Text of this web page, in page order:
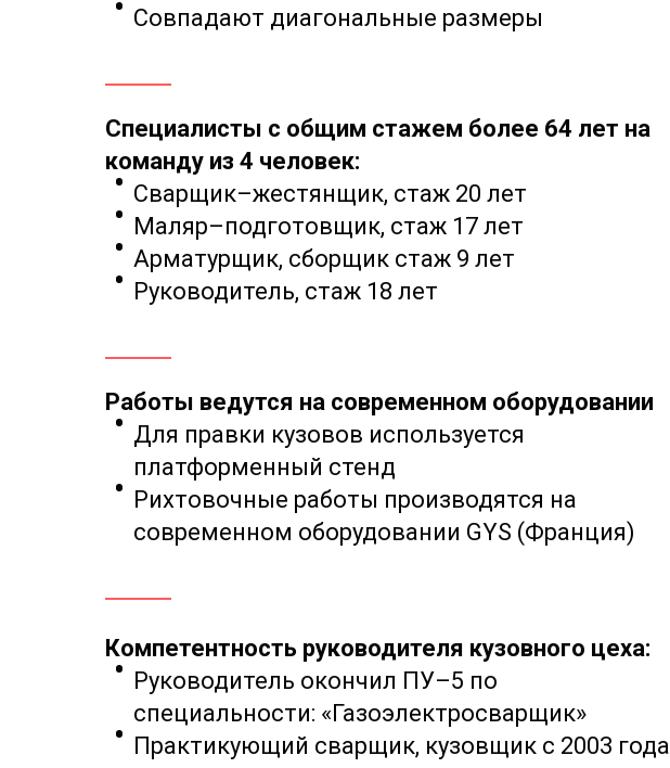
Совпадают диагональные размеры
Специалисты с общим стажем более 64 лет на
команду из 4 человек:
Сварщик–жестянщик, стаж 20 лет
Маляр–подготовщик, стаж 17 лет
Арматурщик, сборщик стаж 9 лет
Руководитель, стаж 18 лет
Работы ведутся на современном оборудовании
Для правки кузовов используется
платформенный стенд
Рихтовочные работы производятся на
современном оборудовании GYS (Франция)
Компетентность руководителя кузовного цеха:
Руководитель окончил ПУ–5 по
специальности: «Газоэлектросварщик»
Практикующий сварщик, кузовщик с 2003 года